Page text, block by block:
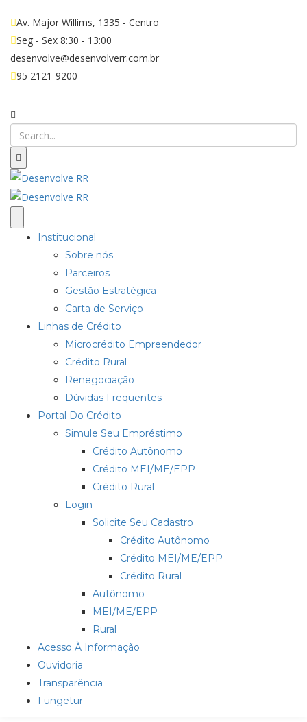
Av. Major Willims, 1335 - Centro
Seg - Sex 8:30 - 13:00
desenvolve@desenvolverr.com.br
95 2121-9200
Institucional
Sobre nós
Parceiros
Gestão Estratégica
Carta de Serviço
Linhas de Crédito
Microcrédito Empreendedor
Crédito Rural
Renegociação
Dúvidas Frequentes
Portal Do Crédito
Simule Seu Empréstimo
Crédito Autônomo
Crédito MEI/ME/EPP
Crédito Rural
Login
Solicite Seu Cadastro
Crédito Autônomo
Crédito MEI/ME/EPP
Crédito Rural
Autônomo
MEI/ME/EPP
Rural
Acesso À Informação
Ouvidoria
Transparência
Fungetur